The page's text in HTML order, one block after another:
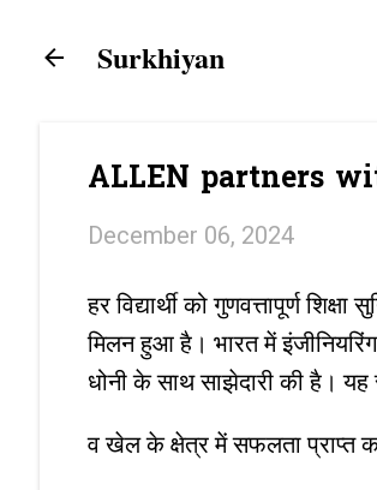
Surkhiyan
ALLEN partners
December 06, 2024
हर विद्यार्थी को गुणवत्तापूर्ण
मिलन हुआ है। भारत में
धोनी के साथ साझेदारी की है। यह
व खेल के क्षेत्र में सफलता प्राप्त